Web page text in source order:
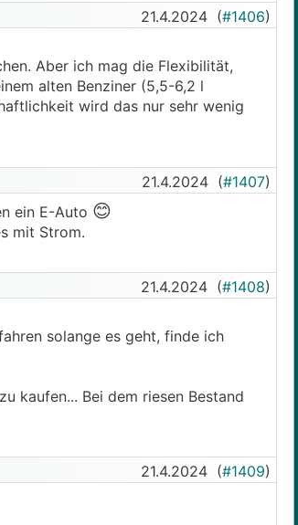
21.4.2024 (#1406)
Aber ich mag die Flexibilität,
alten Benziner (5,5-6,2 l
wird das nur sehr wenig
21.4.2024 (#1407)
ein E-Auto 😊
mit Strom.
21.4.2024 (#1408)
solange es geht, finde ich
kaufen... Bei dem riesen Bestand
21.4.2024 (#1409)